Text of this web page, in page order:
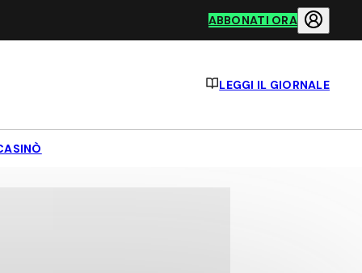
ABBONATI ORA
LEGGI IL GIORNALE